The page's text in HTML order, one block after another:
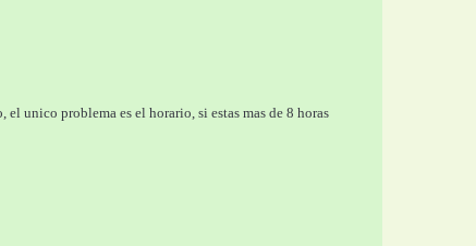
unico problema es el horario, si estas mas de 8 horas